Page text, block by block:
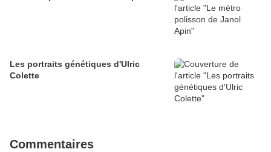
Les portraits génétiques d'Ulric
Colette
Commentaires